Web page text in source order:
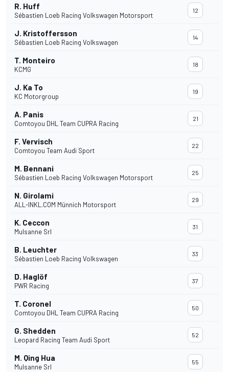
R. Huff
Sébastien Loeb Racing Volkswagen Motorsport
12
J. Kristoffersson
Sébastien Loeb Racing Volkswagen
14
T. Monteiro
KCMG
18
J. Ka To
KC Motorgroup
19
A. Panis
Comtoyou DHL Team CUPRA Racing
21
F. Vervisch
Comtoyou Team Audi Sport
22
M. Bennani
Sébastien Loeb Racing Volkswagen Motorsport
25
N. Girolami
ALL-INKL.COM Münnich Motorsport
29
K. Ceccon
Mulsanne Srl
31
B. Leuchter
Sébastien Loeb Racing Volkswagen
33
D. Haglöf
PWR Racing
37
T. Coronel
Comtoyou DHL Team CUPRA Racing
50
G. Shedden
Leopard Racing Team Audi Sport
52
M. Qing Hua
Mulsanne Srl
55